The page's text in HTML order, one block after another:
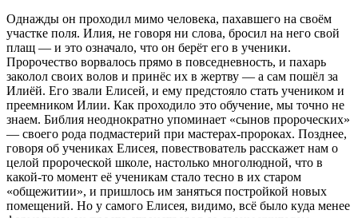
Однажды он проходил мимо человека, пахавшего на своём
участке поля. Илия, не говоря ни слова, бросил на него свой
плащ — и это означало, что он берёт его в ученики.
Пророчество ворвалось прямо в повседневность, и пахарь
заколол своих волов и принёс их в жертву — а сам пошёл за
Илиёй. Его звали Елисей, и ему предстояло стать учеником и
преемником Илии. Как проходило это обучение, мы точно не
знаем. Библия неоднократно упоминает «сынов пророческих»
— своего рода подмастерий при мастерах-пророках. Позднее,
говоря об учениках Елисея, повествователь расскажет нам о
целой пророческой школе, настолько многолюдной, что в
какой-то момент её ученикам стало тесно в их старом
«общежитии», и пришлось им заняться постройкой новых
помещений. Но у самого Елисея, видимо, всё было куда менее